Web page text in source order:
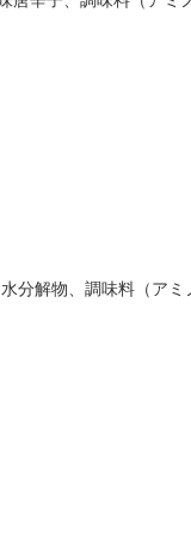
分解物、調味料（ア